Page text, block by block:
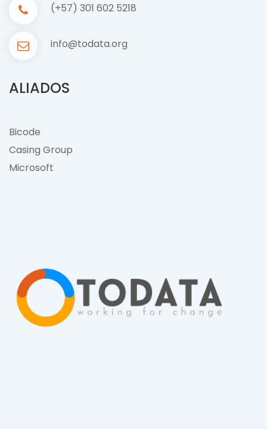
(+57) 301 602 5218
info@todata.org
ALIADOS
Bicode
Casing Group
Microsoft